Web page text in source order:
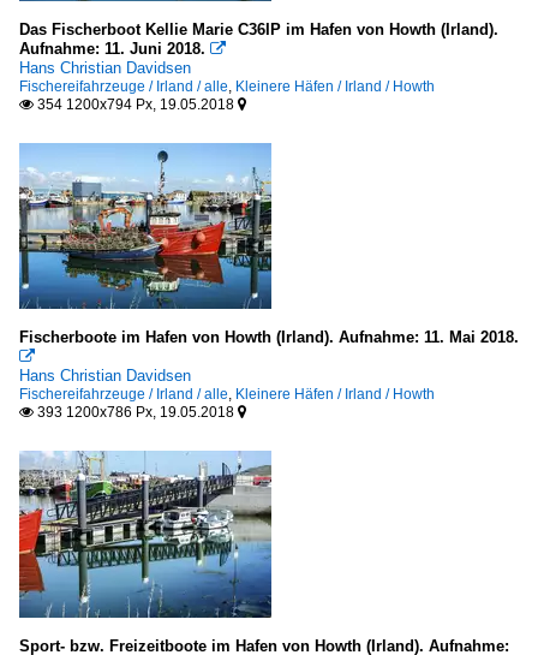
Das Fischerboot Kellie Marie C36IP im Hafen von Howth (Irland).
Aufnahme: 11. Juni 2018. 
Hans Christian Davidsen
Fischereifahrzeuge / Irland / alle Kleinere Häfen / Irland / Howth
 354 1200x794 Px, 19.05.2018 
Fischerboote im Hafen von Howth (Irland). Aufnahme: 11. Mai 2018.

Hans Christian Davidsen
Fischereifahrzeuge / Irland / alle Kleinere Häfen / Irland / Howth
 393 1200x786 Px, 19.05.2018 
Sport- bzw. Freizeitboote im Hafen von Howth (Irland). Aufnahme: